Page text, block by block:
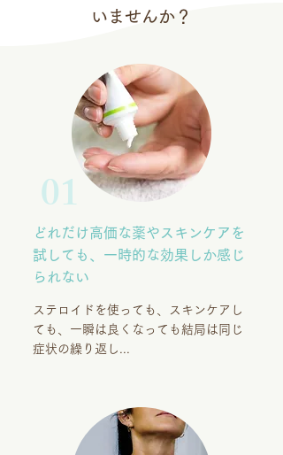
いませんか？
01
どれだけ高価な薬やスキンケアを
試しても、一時的な効果しか感じ
られない
ステロイドを使っても、スキンケアし
ても、一瞬は良くなっても結局は同じ
症状の繰り返し...